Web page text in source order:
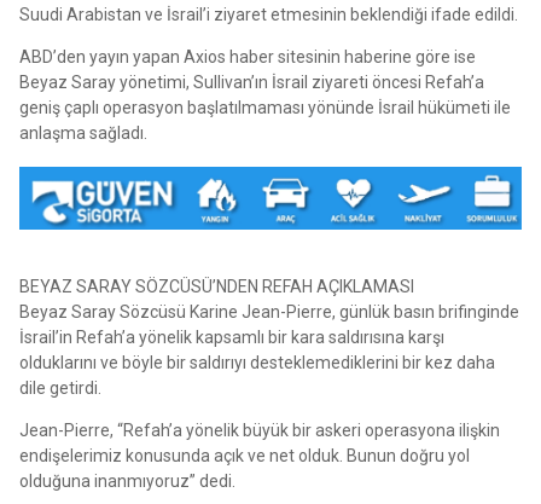
Suudi Arabistan ve İsrail’i ziyaret etmesinin beklendiği ifade edildi.
ABD’den yayın yapan Axios haber sitesinin haberine göre ise
Beyaz Saray yönetimi, Sullivan’ın İsrail ziyareti öncesi Refah’a
geniş çaplı operasyon başlatılmaması yönünde İsrail hükümeti ile
anlaşma sağladı.
BEYAZ SARAY SÖZCÜSÜ’NDEN REFAH AÇIKLAMASI
Beyaz Saray Sözcüsü Karine Jean-Pierre, günlük basın brifinginde
İsrail’in Refah’a yönelik kapsamlı bir kara saldırısına karşı
olduklarını ve böyle bir saldırıyı desteklemediklerini bir kez daha
dile getirdi.
Jean-Pierre, “Refah’a yönelik büyük bir askeri operasyona ilişkin
endişelerimiz konusunda açık ve net olduk. Bunun doğru yol
olduğuna inanmıyoruz” dedi.